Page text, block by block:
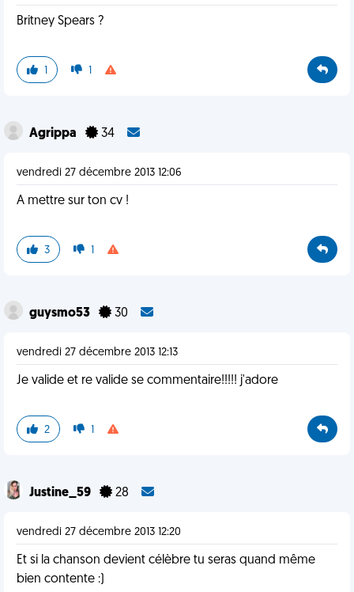
Britney Spears ?
1 1
Agrippa 34
vendredi 27 décembre 2013 12:06
A mettre sur ton cv !
3 1
guysmo53 30
vendredi 27 décembre 2013 12:13
Je valide et re valide se commentaire!!!!! j'adore
2 1
Justine_59 28
vendredi 27 décembre 2013 12:20
Et si la chanson devient célèbre tu seras quand même
bien contente :)